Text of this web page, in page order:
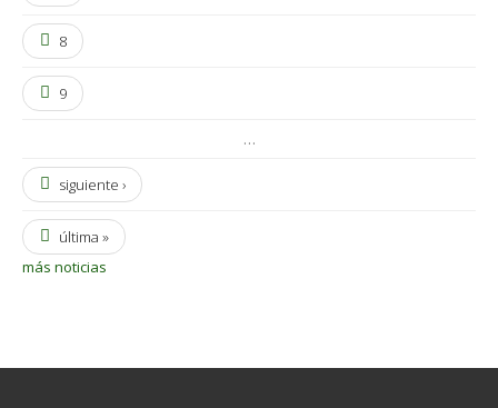
8
9
…
siguiente ›
última »
más noticias